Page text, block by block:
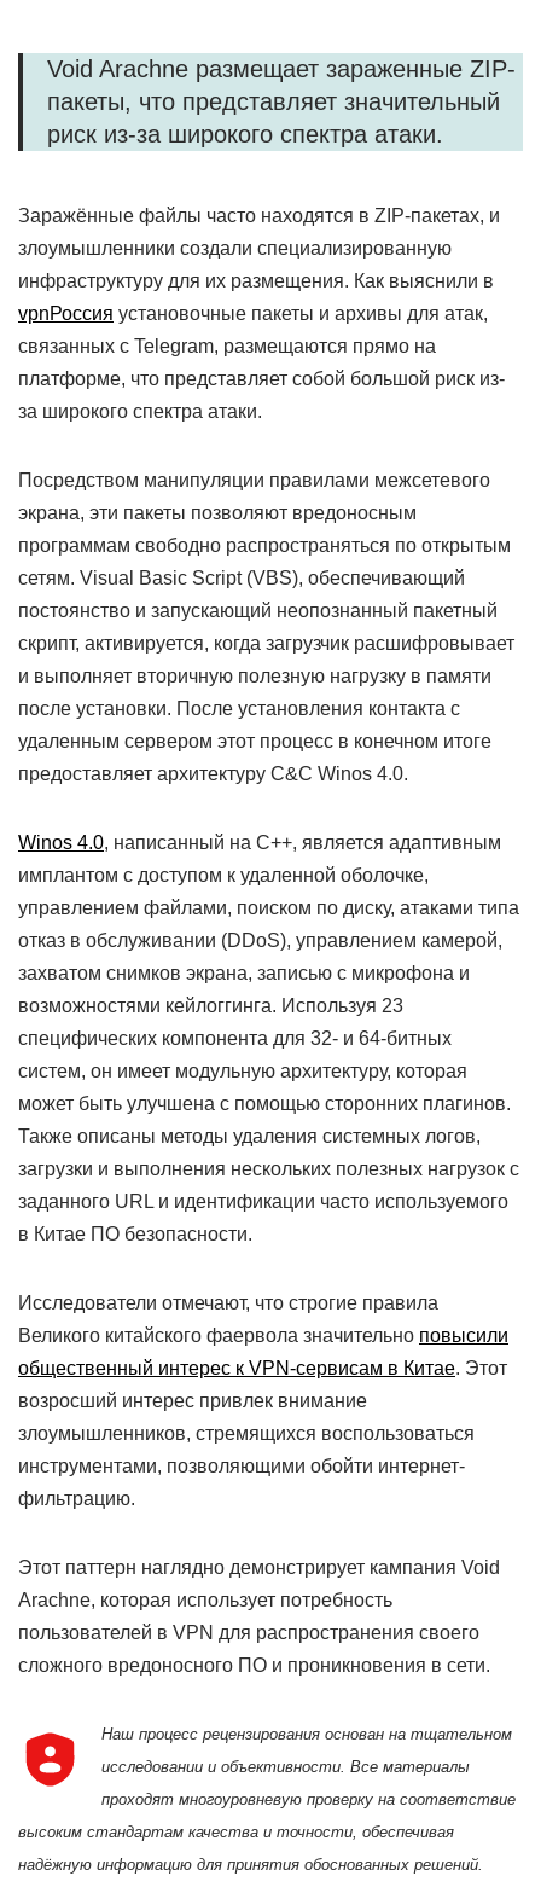
Void Arachne размещает зараженные ZIP-
пакеты, что представляет значительный
риск из-за широкого спектра атаки.
Заражённые файлы часто находятся в ZIP-пакетах, и
злоумышленники создали специализированную
инфраструктуру для их размещения. Как выяснили в
vpnРоссия установочные пакеты и архивы для атак,
связанных с Telegram, размещаются прямо на
платформе, что представляет собой большой риск из-
за широкого спектра атаки.
Посредством манипуляции правилами межсетевого
экрана, эти пакеты позволяют вредоносным
программам свободно распространяться по открытым
сетям. Visual Basic Script (VBS), обеспечивающий
постоянство и запускающий неопознанный пакетный
скрипт, активируется, когда загрузчик расшифровывает
и выполняет вторичную полезную нагрузку в памяти
после установки. После установления контакта с
удаленным сервером этот процесс в конечном итоге
предоставляет архитектуру C&C Winos 4.0.
Winos 4.0, написанный на C++, является адаптивным
имплантом с доступом к удаленной оболочке,
управлением файлами, поиском по диску, атаками типа
отказ в обслуживании (DDoS), управлением камерой,
захватом снимков экрана, записью с микрофона и
возможностями кейлоггинга. Используя 23
специфических компонента для 32- и 64-битных
систем, он имеет модульную архитектуру, которая
может быть улучшена с помощью сторонних плагинов.
Также описаны методы удаления системных логов,
загрузки и выполнения нескольких полезных нагрузок с
заданного URL и идентификации часто используемого
в Китае ПО безопасности.
Исследователи отмечают, что строгие правила
Великого китайского фаервола значительно повысили
общественный интерес к VPN-сервисам в Китае. Этот
возросший интерес привлек внимание
злоумышленников, стремящихся воспользоваться
инструментами, позволяющими обойти интернет-
фильтрацию.
Этот паттерн наглядно демонстрирует кампания Void
Arachne, которая использует потребность
пользователей в VPN для распространения своего
сложного вредоносного ПО и проникновения в сети.
Наш процесс рецензирования основан на тщательном
исследовании и объективности. Все материалы
проходят многоуровневую проверку на соответствие
высоким стандартам качества и точности, обеспечивая
надёжную информацию для принятия обоснованных решений.